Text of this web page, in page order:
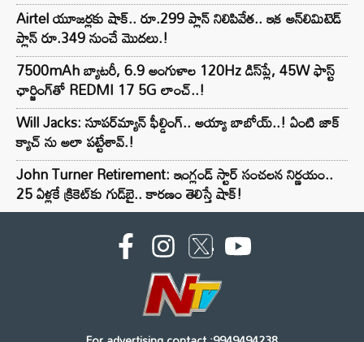
Airtel యూజర్లకు షాక్.. రూ.299 ప్లాన్ నిలిపివేత.. ఇక అన్‌లిమిటెడ్
ప్లాన్ రూ.349 నుంచే మొదలు.!
7500mAh బ్యాటరీ, 6.9 అంగుళాల 120Hz డిస్‌ప్లే, 45W ఫాస్ట్
ఛార్జింగ్‌తో REDMI 17 5G లాంచ్..!
Will Jacks: సూపర్‌మ్యాన్ ఫీల్డింగ్.. అయ్యా బాబోయ్..! ఏంటి జాక్
క్యాచ్ ను అలా పట్టేశావ్.!
John Turner Retirement: ఇంగ్లండ్ స్టార్ సంచలన నిర్ణయం..
25 ఏళ్లకే క్రికెట్‌కు గుడ్‌బై.. కారణం తెలిస్తే షాక్!